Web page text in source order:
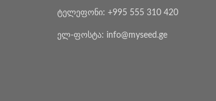
ტელეფონი: +995 555 310 420
ელ-ფოსტა: info@myseed.ge